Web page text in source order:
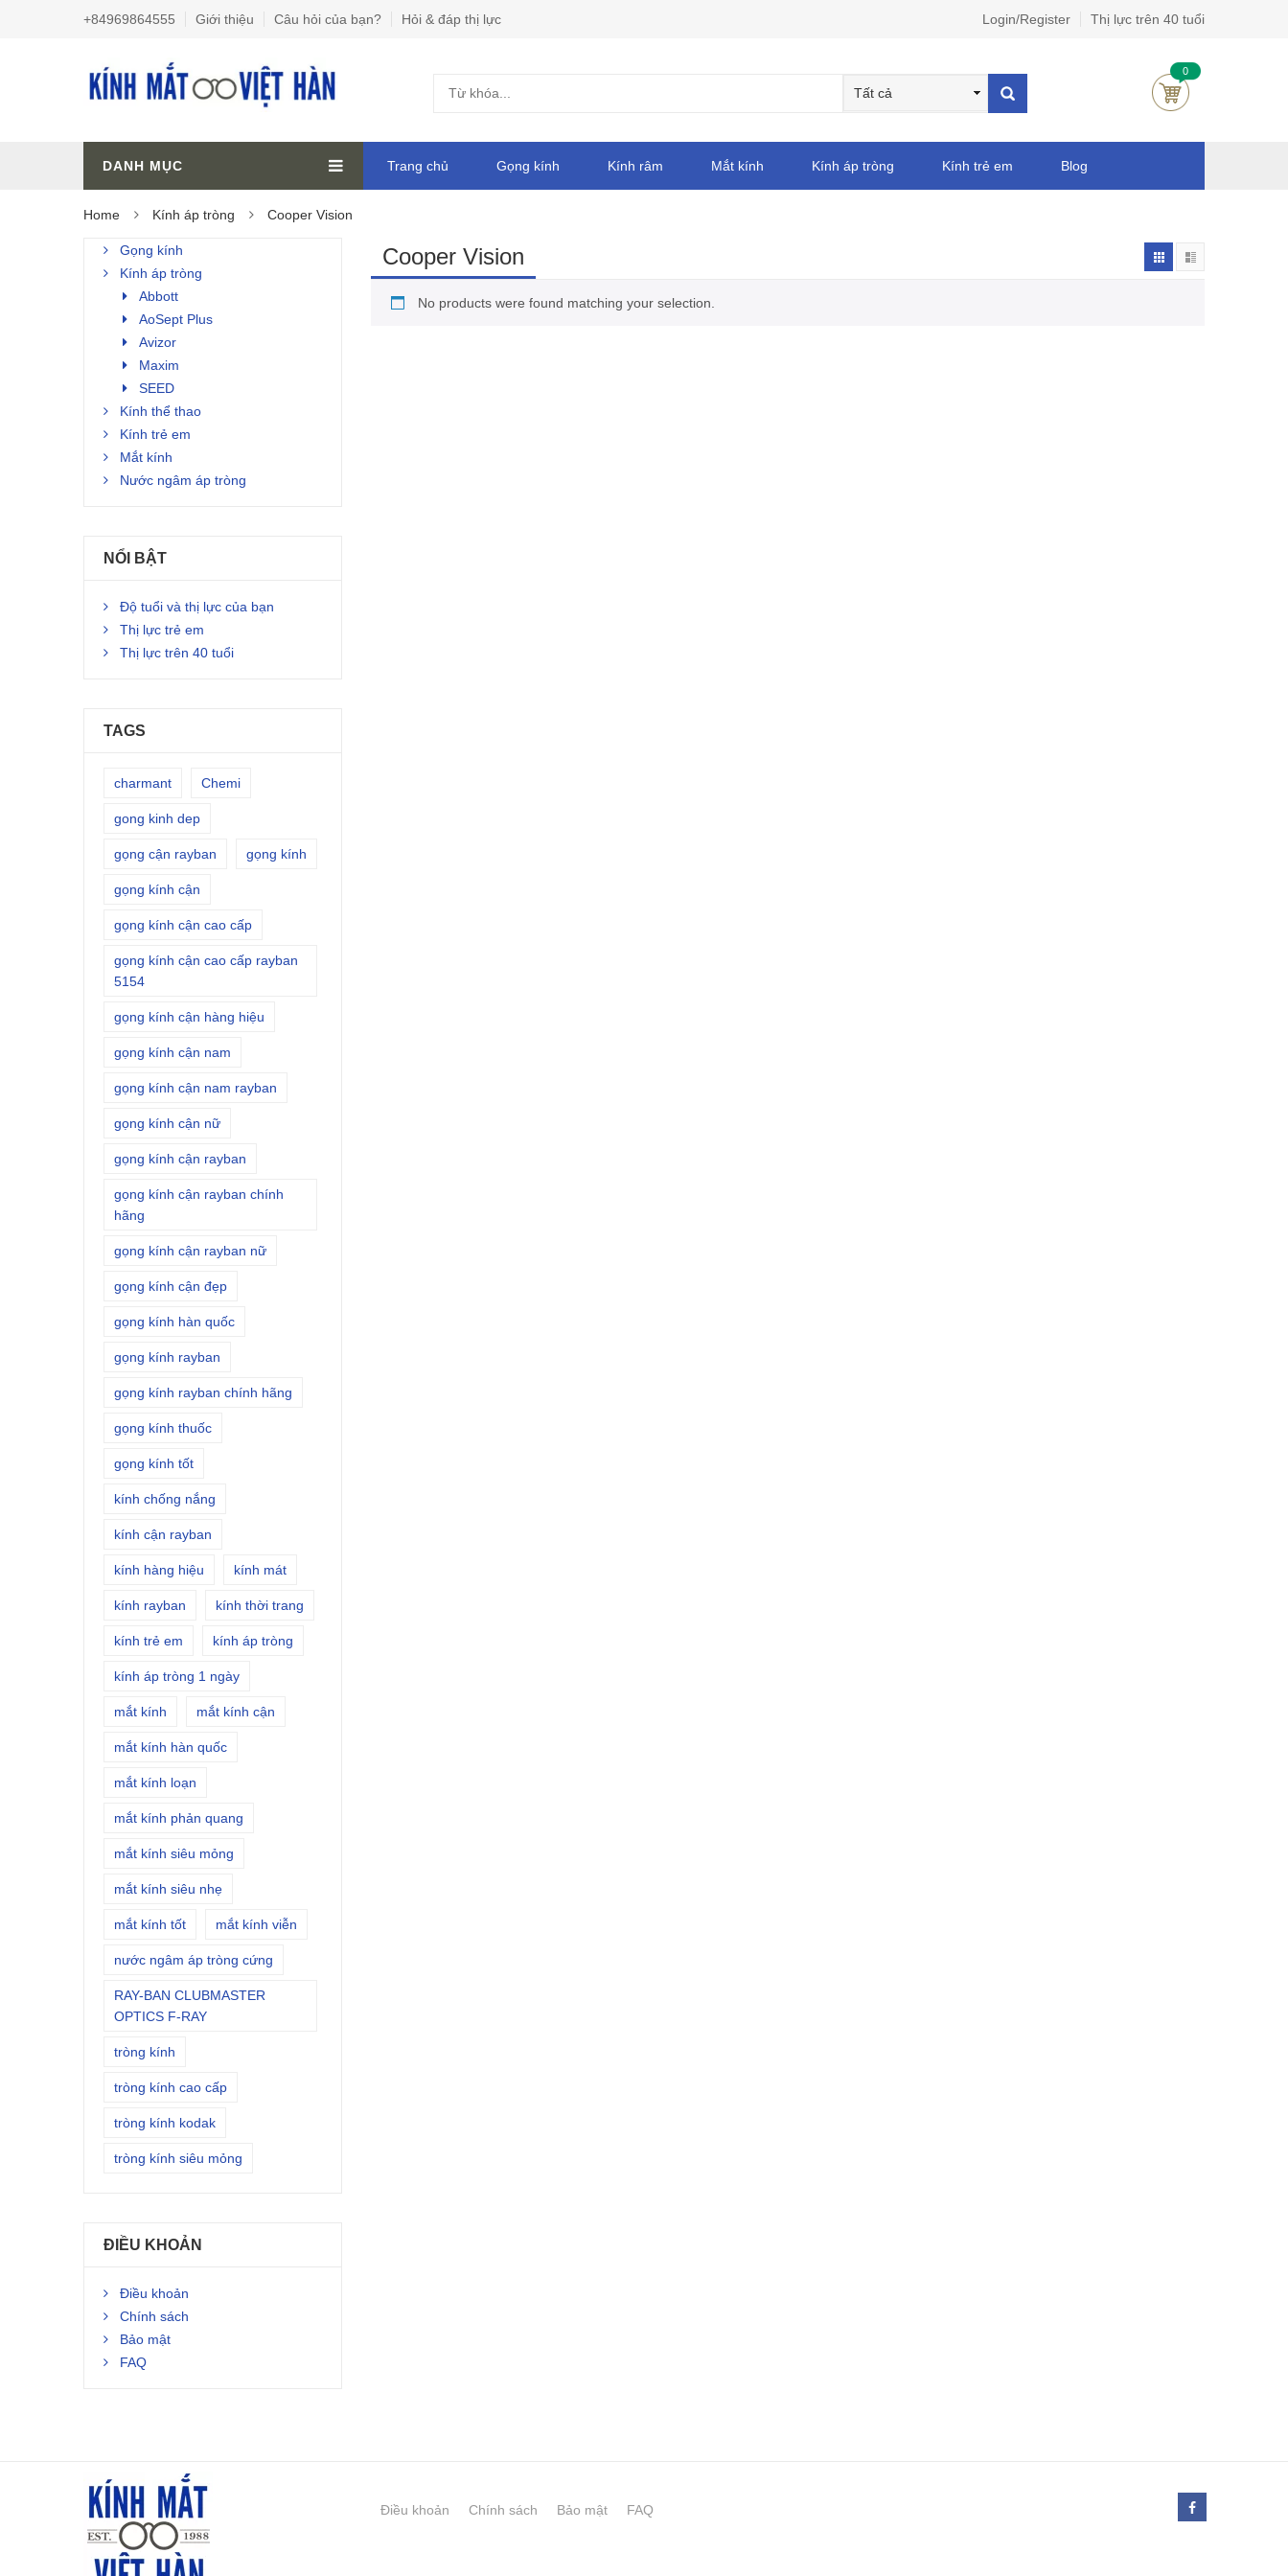
+84969864555 Giới thiệu Câu hỏi của bạn? Hỏi & đáp thị lực Login/Register Thị lực trên 40 tuổi
0
DANH MỤC Trang chủ Gọng kính Kính râm Mắt kính Kính áp tròng Kính trẻ em Blog
Home Kính áp tròng Cooper Vision
Cooper Vision
No products were found matching your selection.
Gọng kính
Kính áp tròng
Abbott
AoSept Plus
Avizor
Maxim
SEED
Kính thể thao
Kính trẻ em
Mắt kính
Nước ngâm áp tròng
NỔI BẬT
Độ tuổi và thị lực của bạn
Thị lực trẻ em
Thị lực trên 40 tuổi
TAGS
charmant Chemi
gong kinh dep
gọng cận rayban gọng kính
gọng kính cận
gọng kính cận cao cấp
gọng kính cận cao cấp rayban
5154
gọng kính cận hàng hiệu
gọng kính cận nam
gọng kính cận nam rayban
gọng kính cận nữ
gọng kính cận rayban
gọng kính cận rayban chính
hãng
gọng kính cận rayban nữ
gọng kính cận đẹp
gọng kính hàn quốc
gọng kính rayban
gọng kính rayban chính hãng
gọng kính thuốc
gọng kính tốt
kính chống nắng
kính cận rayban
kính hàng hiệu kính mát
kính rayban kính thời trang
kính trẻ em kính áp tròng
kính áp tròng 1 ngày
mắt kính mắt kính cận
mắt kính hàn quốc
mắt kính loạn
mắt kính phản quang
mắt kính siêu mỏng
mắt kính siêu nhẹ
mắt kính tốt mắt kính viễn
nước ngâm áp tròng cứng
RAY-BAN CLUBMASTER
OPTICS F-RAY
tròng kính
tròng kính cao cấp
tròng kính kodak
tròng kính siêu mỏng
ĐIỀU KHOẢN
Điều khoản
Chính sách
Bảo mật
FAQ
Điều khoản Chính sách Bảo mật FAQ